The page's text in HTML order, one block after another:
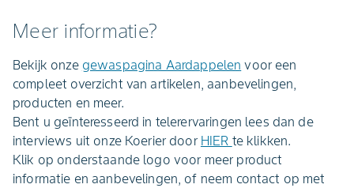
Meer informatie?
Bekijk onze gewaspagina Aardappelen voor een
compleet overzicht van artikelen, aanbevelingen,
producten en meer.
Bent u geïnteresseerd in telerervaringen lees dan de
interviews uit onze Koerier door HIER te klikken.
Klik op onderstaande logo voor meer product
informatie en aanbevelingen, of neem contact op met